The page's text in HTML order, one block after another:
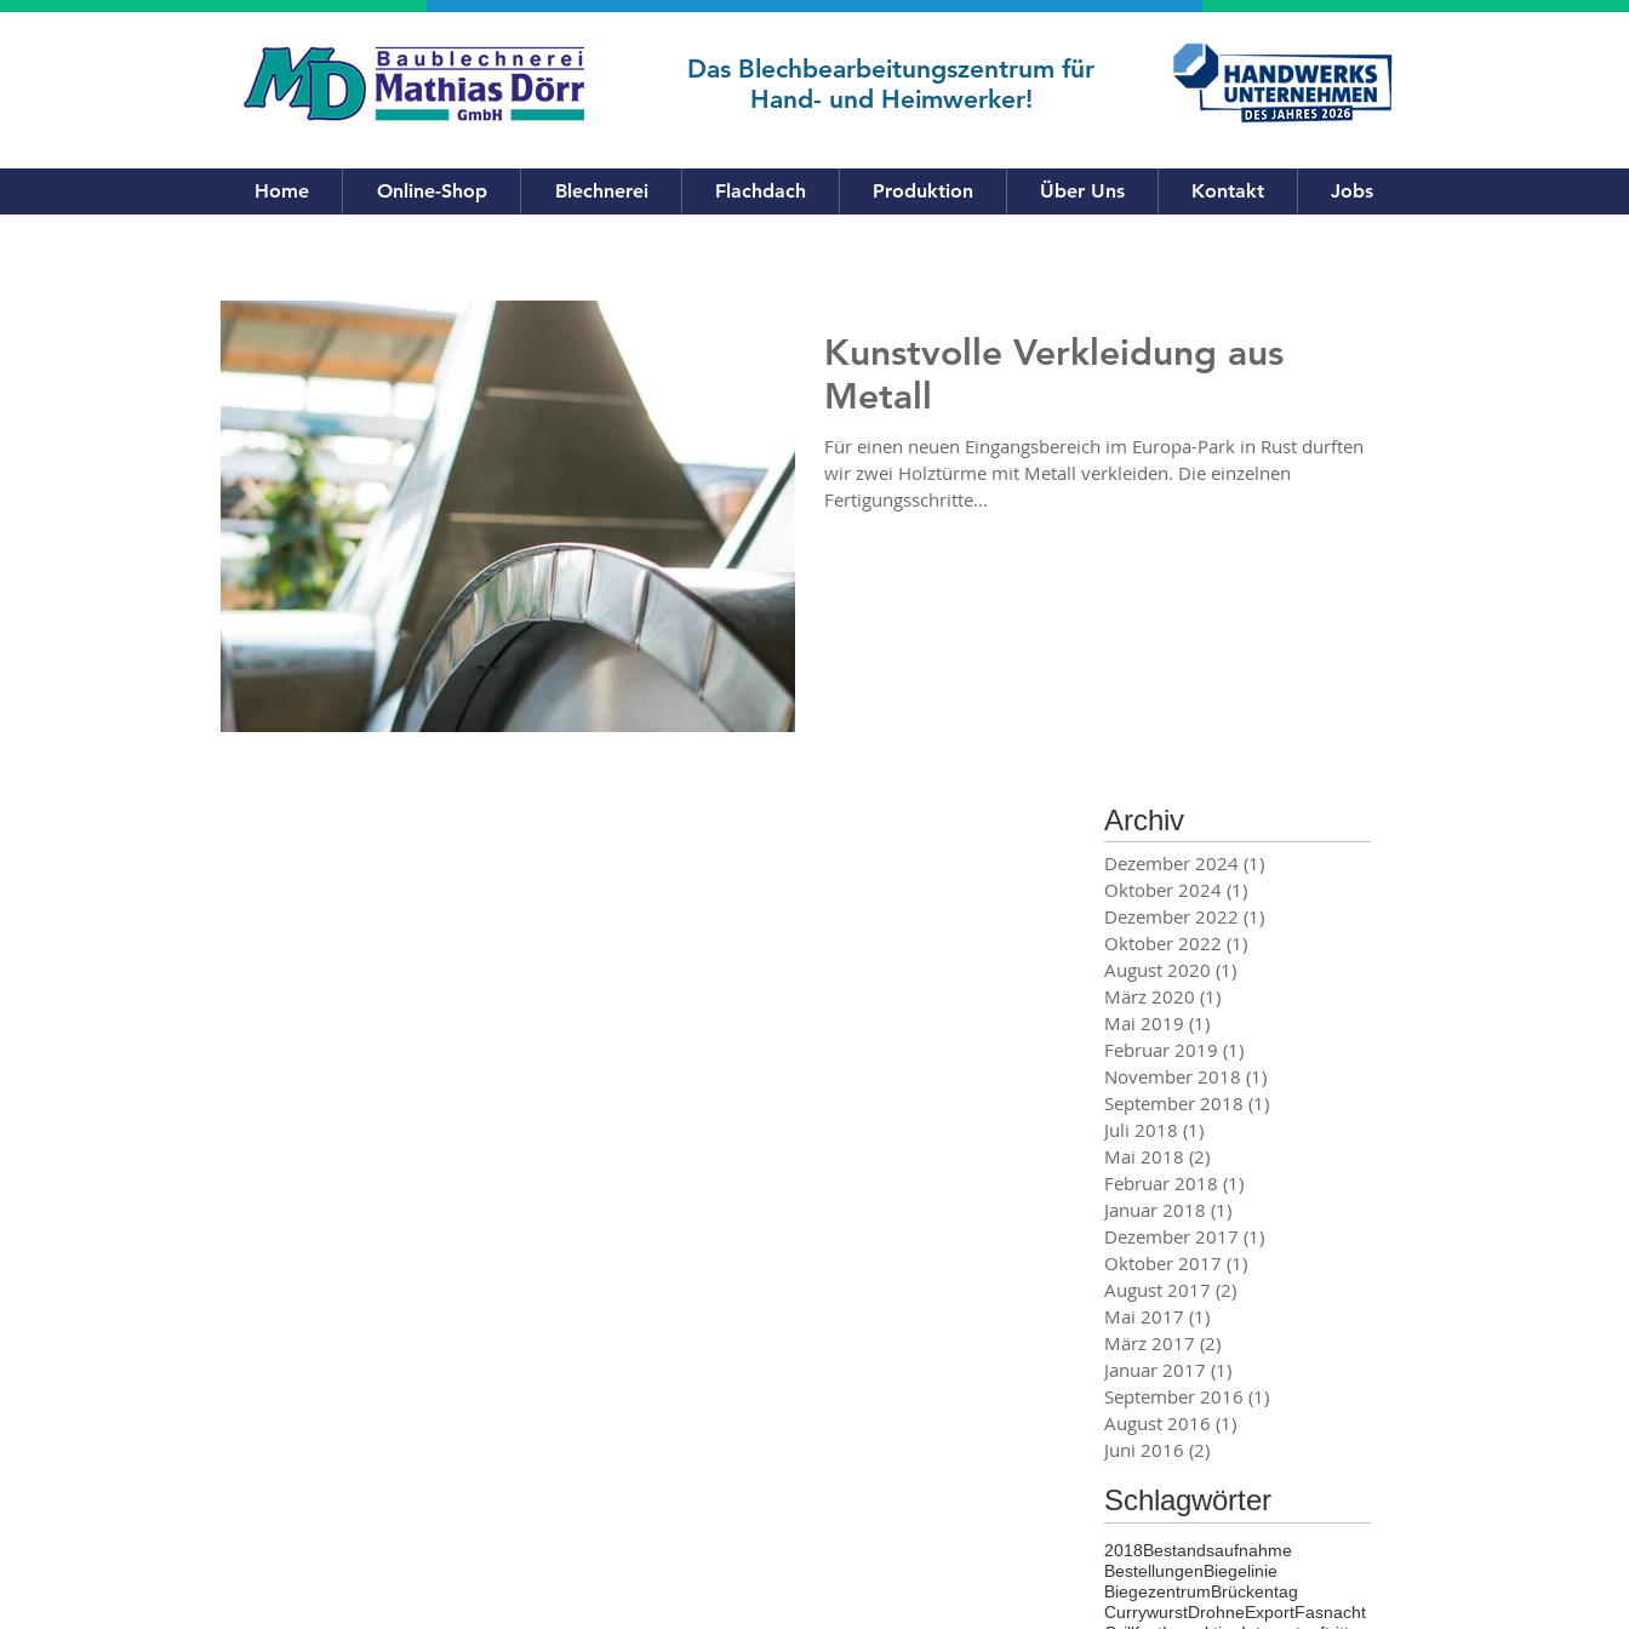
Das Blechbearbeitungszentrum für
Hand- und Heimwerker!
Home Online-Shop Blechnerei Flachdach Produktion Über Uns Kontakt Jobs
Kunstvolle Verkleidung aus
Metall
Für einen neuen Eingangsbereich im Europa-Park in Rust durften
wir zwei Holztürme mit Metall verkleiden. Die einzelnen
Fertigungsschritte...
Archiv
Dezember 2024 (1)
Oktober 2024 (1)
Dezember 2022 (1)
Oktober 2022 (1)
August 2020 (1)
März 2020 (1)
Mai 2019 (1)
Februar 2019 (1)
November 2018 (1)
September 2018 (1)
Juli 2018 (1)
Mai 2018 (2)
Februar 2018 (1)
Januar 2018 (1)
Dezember 2017 (1)
Oktober 2017 (1)
August 2017 (2)
Mai 2017 (1)
März 2017 (2)
Januar 2017 (1)
September 2016 (1)
August 2016 (1)
Juni 2016 (2)
Schlagwörter
2018Bestandsaufnahme
BestellungenBiegelinie
BiegezentrumBrückentag
CurrywurstDrohneExportFasnacht